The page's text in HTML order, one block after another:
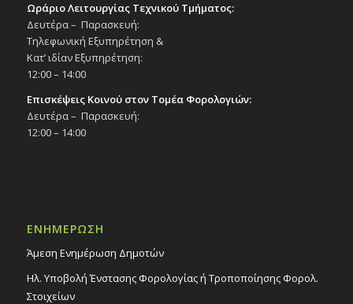
Ωράριο Λειτουργίας Τεχνικού Τμήματος:
Δευτέρα – Παρασκευή:
Τηλεφωνική Εξυπηρέτηση &
Κατ’ ιδίαν Εξυπηρέτηση:
12:00 – 14:00
Επισκέψεις Κοινού στον Τομέα Φορολογιών:
Δευτέρα – Παρασκευή:
12:00 – 14:00
ΕΝΗΜΕΡΩΣΗ
Άμεση Ενημέρωση Δημοτών
Ηλ. Υποβολή Ένστασης Φορολογίας ή Τροποποίησης Φορολ.
Στοιχείων